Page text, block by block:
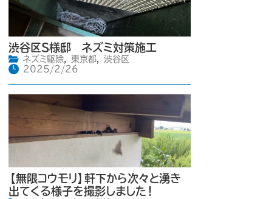
渋谷区S様邸 ネズミ対策施工
ネズミ駆除, 東京都,
渋谷区
2025/2/26
【無限コウモリ】軒下から次々と湧き
出てくる様子を撮影しました！